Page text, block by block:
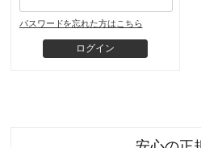
パスワードを忘れた方はこちら